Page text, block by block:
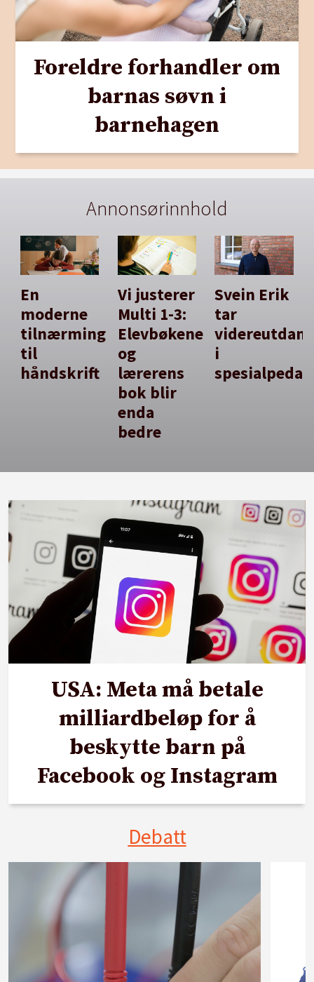
Foreldre forhandler om
barnas søvn i
barnehagen
Annonsørinnhold
En
moderne
tilnærming
til
håndskrift
Vi justerer
Multi 1-3:
Elevbøkene
og
lærerens
bok blir
enda
bedre
Svein Erik
tar
i
USA: Meta må betale
milliardbeløp for å
beskytte barn på
Facebook og Instagram
Debatt